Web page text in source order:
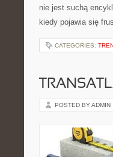
nie jest suchą
kiedy pojawia się
CATEGORIES:
POSTED BY ADMIN